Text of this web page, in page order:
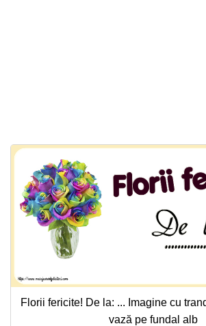
Florii fericite! De la: ... Imagine cu
vază pe fundal alb